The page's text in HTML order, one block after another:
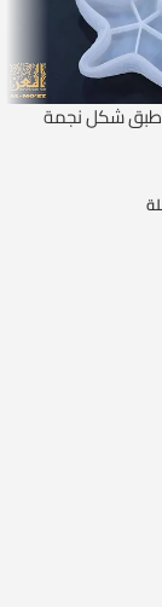
طبق شكل نجمة